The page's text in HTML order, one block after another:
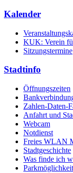
Kalender
KUK: Verein
Sitzungstermine
Stadtinfo
Öffnungszeiten
Zahlen-Daten-
Anfahrt und
Webcam
Notdienst
Freies WLAN
Stadtgeschichte
Was finde ich